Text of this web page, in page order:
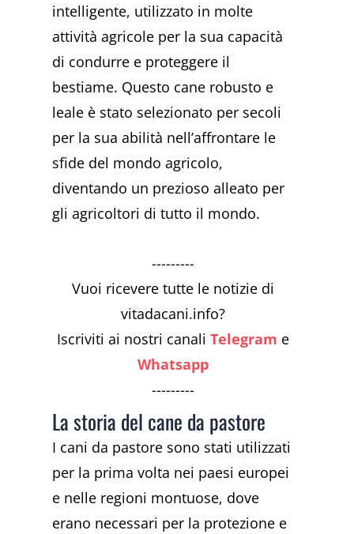
intelligente, utilizzato in molte
attività agricole per la sua capacità
di condurre e proteggere il
bestiame. Questo cane robusto e
leale è stato selezionato per secoli
per la sua abilità nell’affrontare le
sfide del mondo agricolo,
diventando un prezioso alleato per
gli agricoltori di tutto il mondo.
---------
Vuoi ricevere tutte le notizie di
vitadacani.info?
Iscriviti ai nostri canaliTelegram e
Whatsapp
---------
La storia del cane da pastore
I cani da pastore sono stati utilizzati
per la prima volta nei paesi europei
e nelle regioni montuose, dove
erano necessari per la protezione e